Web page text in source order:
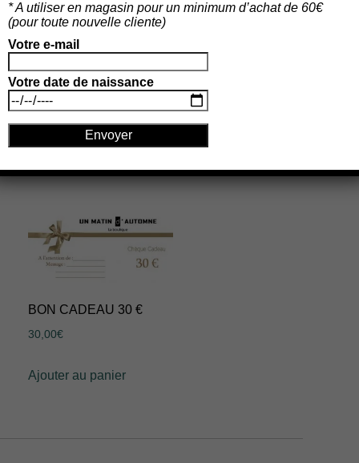
BON CADEAU 50 € BON CADEAU 200€
BON CADEAU 30 €
30,00€
Ajouter au panier
* A utiliser en magasin pour un minimum d’achat de 60€
(pour toute nouvelle cliente)
Votre e-mail
Votre date de naissance